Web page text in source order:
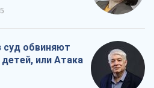
суд обвиняют
или Атака